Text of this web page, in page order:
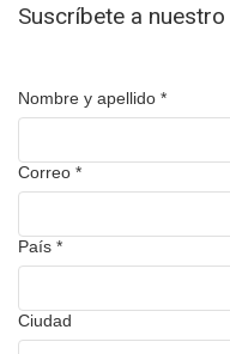
Suscríbete a
Nombre y apellido *
Correo *
País *
Ciudad